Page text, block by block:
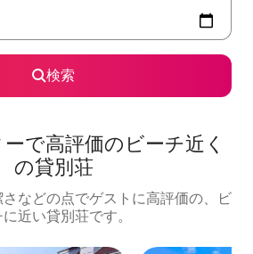
検索
で高評価のビーチ近く
の貸別荘
などの点でゲストに高評価の、ビ
近い貸別荘です。